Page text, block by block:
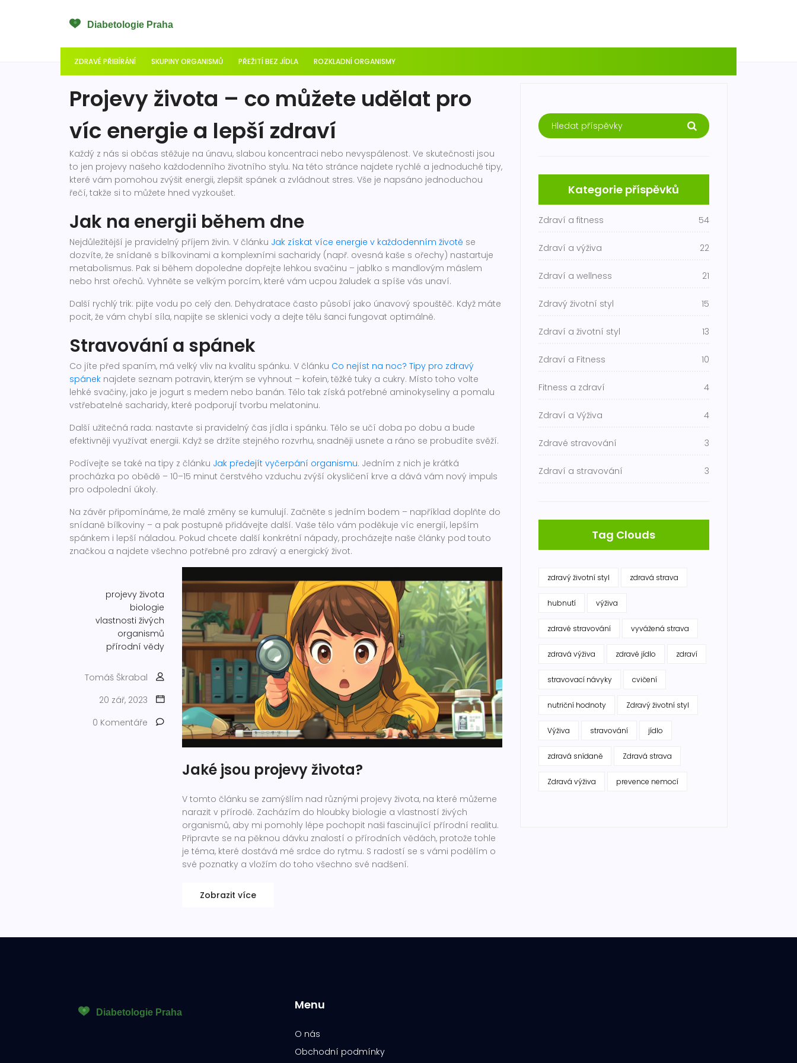
ZDRAVÉ PŘIBÍRÁNÍ SKUPINY ORGANISMŮ PŘEŽITÍ BEZ JÍDLA ROZKLADNÍ ORGANISMY
Projevy života – co můžete udělat pro
víc energie a lepší zdraví
Každý z nás si občas stěžuje na únavu, slabou koncentraci nebo nevyspálenost. Ve skutečnosti jsou
to jen projevy našeho každodenního životního stylu. Na této stránce najdete rychlé a jednoduché tipy,
které vám pomohou zvýšit energii, zlepšit spánek a zvládnout stres. Vše je napsáno jednoduchou
řečí, takže si to můžete hned vyzkoušet.
Jak na energii během dne
Nejdůležitější je pravidelný příjem živin. V článku Jak získat více energie v každodenním životě se
dozvíte, že snídaně s bílkovinami a komplexními sacharidy (např. ovesná kaše s ořechy) nastartuje
metabolismus. Pak si během dopoledne dopřejte lehkou svačinu – jablko s mandlovým máslem
nebo hrst ořechů. Vyhněte se velkým porcím, které vám ucpou žaludek a spíše vás unaví.
Další rychlý trik: pijte vodu po celý den. Dehydratace často působí jako únavový spouštěč. Když máte
pocit, že vám chybí síla, napijte se sklenici vody a dejte tělu šanci fungovat optimálně.
Stravování a spánek
Co jíte před spaním, má velký vliv na kvalitu spánku. V článku Co nejíst na noc? Tipy pro zdravý
spánek najdete seznam potravin, kterým se vyhnout – kofein, těžké tuky a cukry. Místo toho volte
lehké svačiny, jako je jogurt s medem nebo banán. Tělo tak získá potřebné aminokyseliny a pomalu
vstřebatelné sacharidy, které podporují tvorbu melatoninu.
Další užitečná rada: nastavte si pravidelný čas jídla i spánku. Tělo se učí doba po dobu a bude
efektivněji využívat energii. Když se držíte stejného rozvrhu, snadněji usnete a ráno se probudíte svěží.
Podívejte se také na tipy z článku Jak předejít vyčerpání organismu. Jedním z nich je krátká
procházka po obědě – 10–15 minut čerstvého vzduchu zvýší okysličení krve a dává vám nový impuls
pro odpolední úkoly.
Na závěr připomínáme, že malé změny se kumulují. Začněte s jedním bodem – například doplňte do
snídaně bílkoviny – a pak postupně přidávejte další. Vaše tělo vám poděkuje víc energií, lepším
spánkem i lepší náladou. Pokud chcete další konkrétní nápady, procházejte naše články pod touto
značkou a najdete všechno potřebné pro zdravý a energický život.
projevy života
biologie
vlastnosti živých
organismů
přírodní vědy
Tomáš Škrabal
20 zář, 2023
0 Komentáře
Jaké jsou projevy života?
V tomto článku se zamýšlím nad různými projevy života, na které můžeme
narazit v přírodě. Zacházím do hloubky biologie a vlastností živých
organismů, aby mi pomohly lépe pochopit naši fascinující přírodní realitu.
Připravte se na pěknou dávku znalostí o přírodních vědách, protože tohle
je téma, které dostává mé srdce do rytmu. S radostí se s vámi podělím o
své poznatky a vložím do toho všechno své nadšení.
Zobrazit více
Kategorie příspěvků
Zdraví a fitness 54
Zdraví a výživa 22
Zdraví a wellness 21
Zdravý životní styl 15
Zdraví a životní styl 13
Zdraví a Fitness 10
Fitness a zdraví 4
Zdraví a Výživa 4
Zdravé stravování 3
Zdraví a stravování 3
Tag Clouds
zdravý životní styl zdravá strava
hubnutí výživa
zdravé stravování vyvážená strava
zdravá výživa zdravé jídlo zdraví
stravovací návyky cvičení
nutriční hodnoty Zdravý životní styl
Výživa stravování jídlo
zdravá snídaně Zdravá strava
Zdravá výživa prevence nemocí
Menu
O nás
Obchodní podmínky